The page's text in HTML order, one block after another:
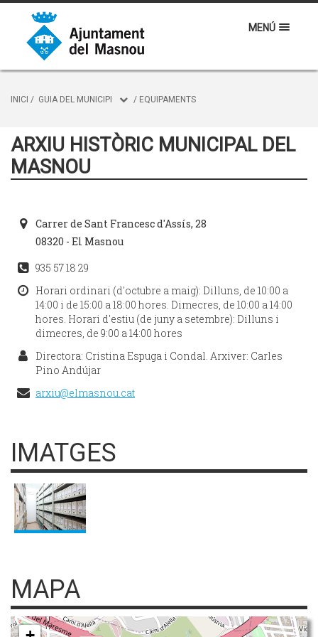
MENÚ
INICI / GUIA DEL MUNICIPI / EQUIPAMENTS
ARXIU HISTÒRIC MUNICIPAL DEL
MASNOU
Carrer de Sant Francesc d'Assís, 28
08320 - El Masnou
935 57 18 29
Horari ordinari (d'octubre a maig): Dilluns, de 10:00 a
14:00 i de 15:00 a 18:00 hores. Dimecres, de 10:00 a 14:00
hores. Horari d'estiu (de juny a setembre): Dilluns i
dimecres, de 9:00 a 14:00 hores
Directora: Cristina Espuga i Condal. Arxiver: Carles
Pino Andújar
arxiu@elmasnou.cat
IMATGES
MAPA